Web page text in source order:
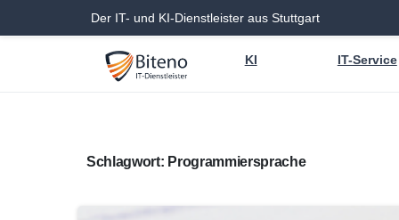
Der IT- und KI-Dienstleister aus Stuttgart
KI IT-Service
Schlagwort: Programmiersprache